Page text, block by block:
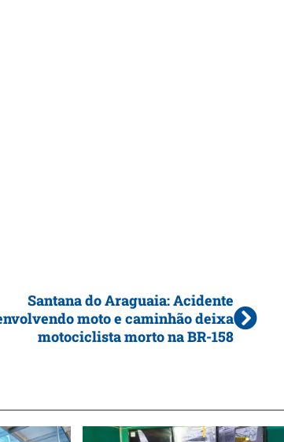
Santana do Araguaia: Acidente
moto e caminhão deixa
motociclista morto na BR-158